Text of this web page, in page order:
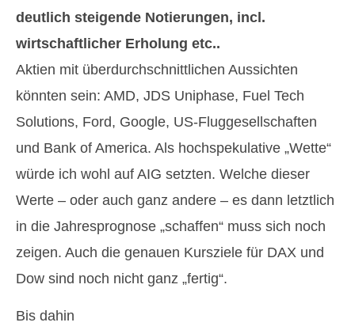
deutlich steigende Notierungen, incl.
wirtschaftlicher Erholung etc..
Aktien mit überdurchschnittlichen Aussichten
könnten sein: AMD, JDS Uniphase, Fuel Tech
Solutions, Ford, Google, US-Fluggesellschaften
und Bank of America. Als hochspekulative „Wette“
würde ich wohl auf AIG setzten. Welche dieser
Werte – oder auch ganz andere – es dann letztlich
in die Jahresprognose „schaffen“ muss sich noch
zeigen. Auch die genauen Kursziele für DAX und
Dow sind noch nicht ganz „fertig“.
Bis dahin